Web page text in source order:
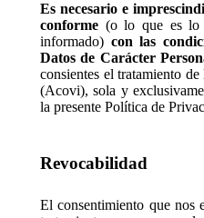
Es necesario e
conforme (o lo que es lo
informado) con las
Datos de Carácter
consientes el tratamiento
(Acovi), sola y
la presente Política de
Revocabilidad
El consentimiento que nos